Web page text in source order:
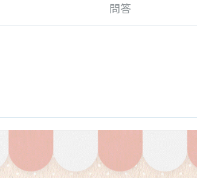
問答